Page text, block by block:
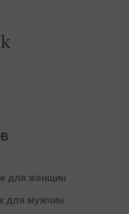
для женщин
для мужчин